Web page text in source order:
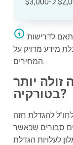
מידע מדויק על
המחירים.
זולה יותר
בטורקיה?
להגדלת חזה
סבורים שכאשר
לעלויות הגדלת